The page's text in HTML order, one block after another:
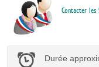
Contacter les
Durée